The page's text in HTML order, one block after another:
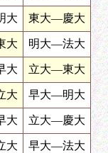
大 東大―慶大
大 明大―法大
大 立大―東大
大 早大―明大
大 立大―慶大
大 早大―法大